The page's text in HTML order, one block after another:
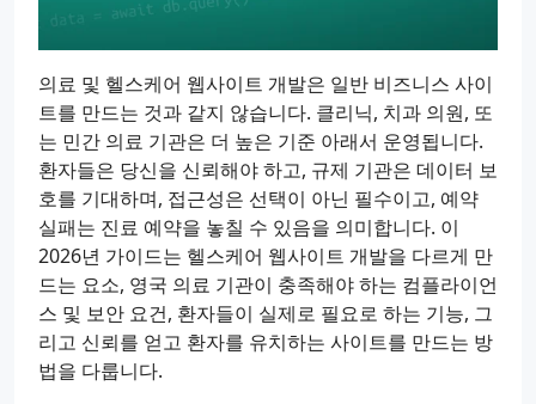
의료 및 헬스케어 웹사이트 개발은 일반 비즈니스 사이
트를 만드는 것과 같지 않습니다. 클리닉, 치과 의원, 또
는 민간 의료 기관은 더 높은 기준 아래서 운영됩니다.
환자들은 당신을 신뢰해야 하고, 규제 기관은 데이터 보
호를 기대하며, 접근성은 선택이 아닌 필수이고, 예약
실패는 진료 예약을 놓칠 수 있음을 의미합니다. 이
2026년 가이드는 헬스케어 웹사이트 개발을 다르게 만
드는 요소, 영국 의료 기관이 충족해야 하는 컴플라이언
스 및 보안 요건, 환자들이 실제로 필요로 하는 기능, 그
리고 신뢰를 얻고 환자를 유치하는 사이트를 만드는 방
법을 다룹니다.